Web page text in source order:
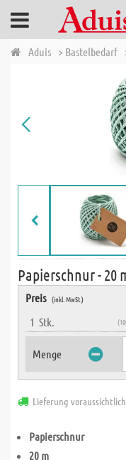
Aduis > Bastelbedarf
Papierschnur - 20
Preis (inkl. MwSt.)
1 Stk.
Menge
Lieferung
Papierschnur
20 m